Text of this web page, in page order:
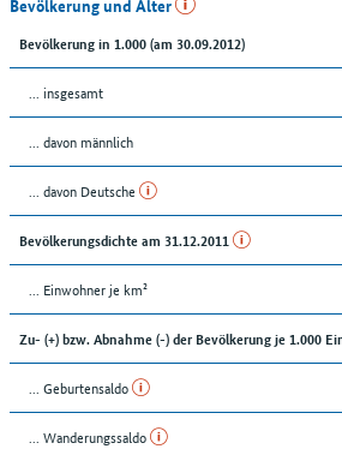
Bevölkerung in 1.000 (am 30.09.2012)
... insgesamt
... davon männlich
... davon Deutsche
Bevölkerungsdichte am 31.12.2011
... Einwohner je km²
Zu- (+) bzw. Abnahme (-) der Bevölkerung je 1.000
... Geburtensaldo
... Wanderungssaldo